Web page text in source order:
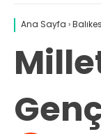
Ana Sayfa ›